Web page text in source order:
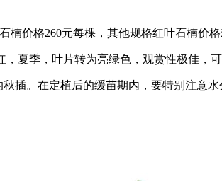
价格260元每棵，其他规格红叶石楠价格
季，叶片转为亮绿色，观赏性极佳，可
。在定植后的缓苗期内，要特别注意水